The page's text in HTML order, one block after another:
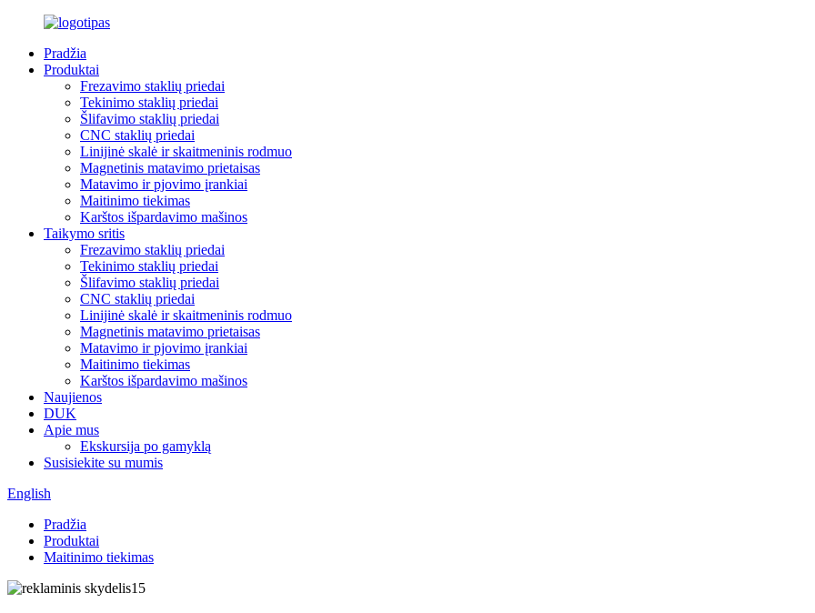
Pradžia
Produktai
Frezavimo staklių priedai
Tekinimo staklių priedai
Šlifavimo staklių priedai
CNC staklių priedai
Linijinė skalė ir skaitmeninis rodmuo
Magnetinis matavimo prietaisas
Matavimo ir pjovimo įrankiai
Maitinimo tiekimas
Karštos išpardavimo mašinos
Taikymo sritis
Frezavimo staklių priedai
Tekinimo staklių priedai
Šlifavimo staklių priedai
CNC staklių priedai
Linijinė skalė ir skaitmeninis rodmuo
Magnetinis matavimo prietaisas
Matavimo ir pjovimo įrankiai
Maitinimo tiekimas
Karštos išpardavimo mašinos
Naujienos
DUK
Apie mus
Ekskursija po gamyklą
Susisiekite su mumis
English
Pradžia
Produktai
Maitinimo tiekimas